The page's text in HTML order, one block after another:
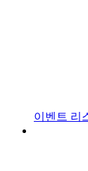
이벤트 리